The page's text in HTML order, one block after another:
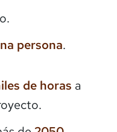
persona.
de horas a